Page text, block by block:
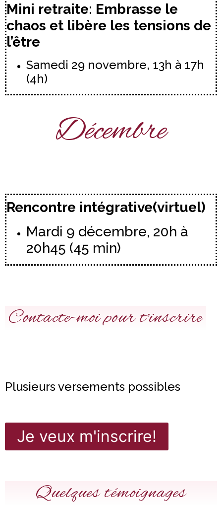
Mini retraite: Embrasse le
chaos et libère les tensions de
l’être
Samedi 29 novembre, 13h à 17h
(4h)
Décembre
Rencontre intégrative(virtuel)
Mardi 9 décembre, 20h à
20h45 (45 min)
Contacte-moi pour t'inscrire
Plusieurs versements possibles
Je veux m'inscrire!
Quelques témoignages